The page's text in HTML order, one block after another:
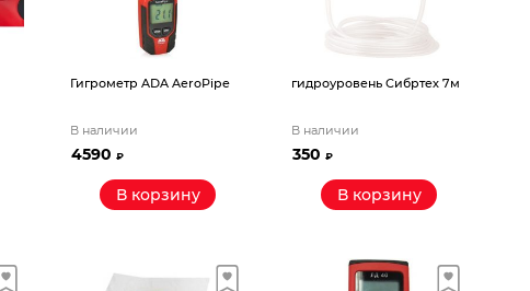
Гигрометр ADA AeroPipe
В наличии
4590₽
В корзину
гидроуровень Сибртех 7м
В наличии
350₽
В корзину